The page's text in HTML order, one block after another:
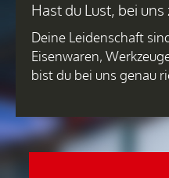
Hast du Lust, bei uns
Deine Leidenschaft
Eisenwaren,
bist du bei uns genau